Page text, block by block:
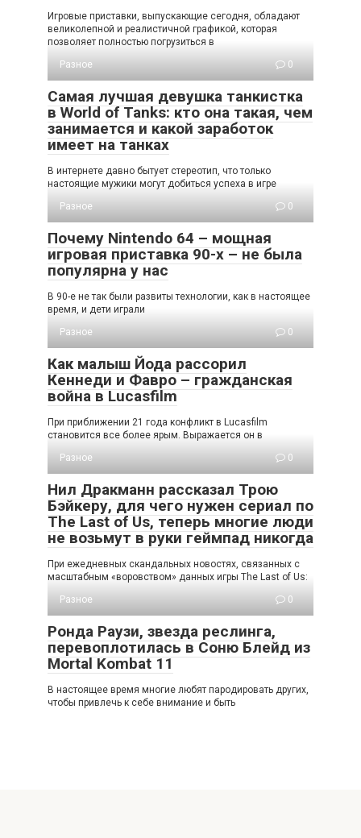
Игровые приставки, выпускающие сегодня, обладают
великолепной и реалистичной графикой, которая
позволяет полностью погрузиться в
Разное
0
Самая лучшая девушка танкистка
в World of Tanks: кто она такая, чем
занимается и какой заработок
имеет на танках
В интернете давно бытует стереотип, что только
настоящие мужики могут добиться успеха в игре
Разное
0
Почему Nintendo 64 – мощная
игровая приставка 90-х – не была
популярна у нас
В 90-е не так были развиты технологии, как в настоящее
время, и дети играли
Разное
0
Как малыш Йода рассорил
Кеннеди и Фавро – гражданская
война в Lucasfilm
При приближении 21 года конфликт в Lucasfilm
становится все более ярым. Выражается он в
Разное
0
Нил Дракманн рассказал Трою
Бэйкеру, для чего нужен сериал по
The Last of Us, теперь многие люди
не возьмут в руки геймпад никогда
При ежедневных скандальных новостях, связанных с
масштабным «воровством» данных игры The Last of Us:
Разное
0
Ронда Раузи, звезда реслинга,
перевоплотилась в Соню Блейд из
Mortal Kombat 11
В настоящее время многие любят пародировать других,
чтобы привлечь к себе внимание и быть